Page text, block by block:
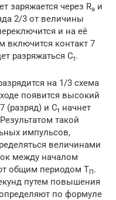
заряжается через Ra и
2/3 от величины
и на её
включится контакт 7
разряжаться Сt.
на 1/3 схема
появится высокий
(разряд) и Ct начнет
такой
импульсов,
величинами
между началом
общим периодом ТП.
путем повышения
по формуле